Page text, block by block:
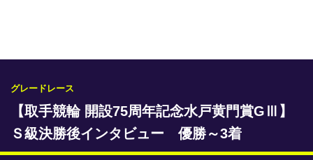
レース情報
本日のおすすめレース
年間開催予定表
グレードレース
【取手競輪 開設75周年記念水戸黄門賞GⅢ】
Ｓ級決勝後インタビュー 優勝～3着